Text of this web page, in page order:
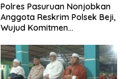
Polres Pasuruan Nonjobkan
Anggota Reskrim Polsek Beji,
Wujud Komitmen
Dugaan Penganiayaan